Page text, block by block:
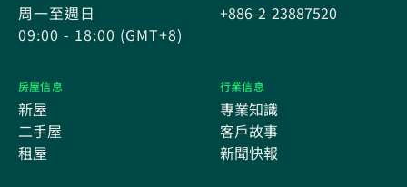
周一至週日
09:00 - 18:00 (GMT+8)
+886-2-23887520
房屋信息
新屋
二手屋
租屋
行業信息
專業知識
客戶故事
新聞快報